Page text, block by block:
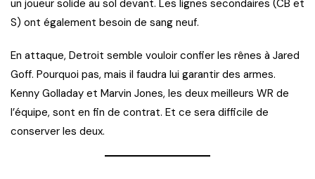
un joueur solide au sol devant. Les lignes secondaires (CB et
S) ont également besoin de sang neuf.
En attaque, Detroit semble vouloir confier les rênes à Jared
Goff. Pourquoi pas, mais il faudra lui garantir des armes.
Kenny Golladay et Marvin Jones, les deux meilleurs WR de
l’équipe, sont en fin de contrat. Et ce sera difficile de
conserver les deux.